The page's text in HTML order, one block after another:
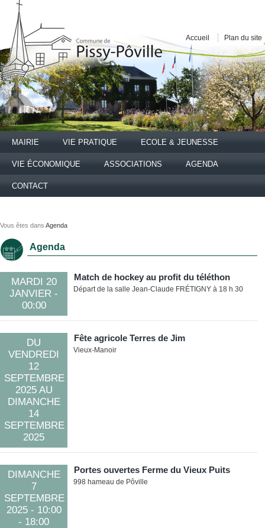
Accueil Plan du site
MAIRIE VIE PRATIQUE ECOLE & JEUNESSE
VIE ÉCONOMIQUE ASSOCIATIONS AGENDA
CONTACT
Vous êtes dans Agenda
Agenda
Match de hockey au profit du téléthon
MARDI 20
JANVIER -
00:00
Départ de la salle Jean-Claude FRÉTIGNY à 18 h 30
Fête agricole Terres de Jim
DU
VENDREDI
12
SEPTEMBRE
2025 AU
DIMANCHE
14
SEPTEMBRE
2025
Vieux-Manoir
Portes ouvertes Ferme du Vieux Puits
DIMANCHE
7
SEPTEMBRE
2025- 10:00
- 18:00
998 hameau de Pôville